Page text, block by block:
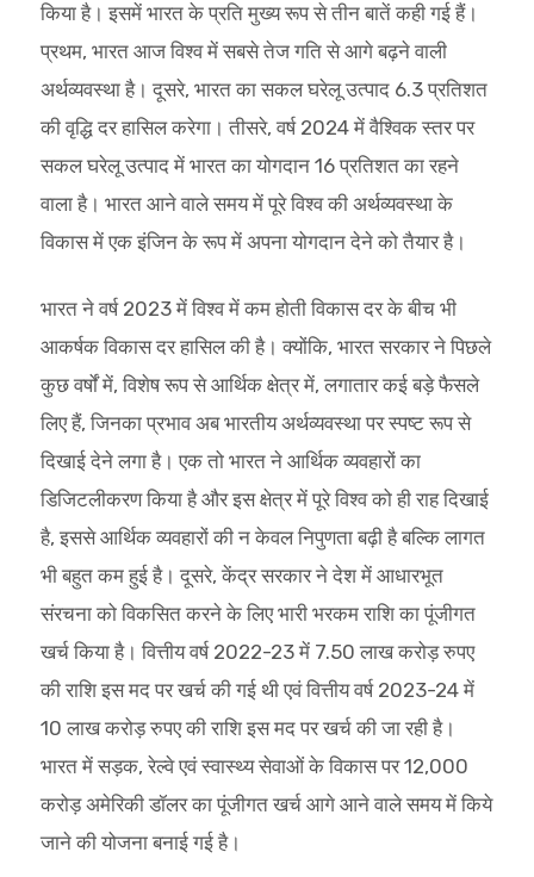
किया है। इसमें भारत के प्रति मुख्य रूप से तीन बातें कही गई हैं।
प्रथम, भारत आज विश्व में सबसे तेज गति से आगे बढ़ने वाली
अर्थव्यवस्था है। दूसरे, भारत का सकल घरेलू उत्पाद 6.3 प्रतिशत
की वृद्धि दर हासिल करेगा। तीसरे, वर्ष 2024 में वैश्विक स्तर पर
सकल घरेलू उत्पाद में भारत का योगदान 16 प्रतिशत का रहने
वाला है। भारत आने वाले समय में पूरे विश्व की अर्थव्यवस्था के
विकास में एक इंजिन के रूप में अपना योगदान देने को तैयार है।
भारत ने वर्ष 2023 में विश्व में कम होती विकास दर के बीच भी
आकर्षक विकास दर हासिल की है। क्योंकि, भारत सरकार ने पिछले
कुछ वर्षों में, विशेष रूप से आर्थिक क्षेत्र में, लगातार कई बड़े फैसले
लिए हैं, जिनका प्रभाव अब भारतीय अर्थव्यवस्था पर स्पष्ट रूप से
दिखाई देने लगा है। एक तो भारत ने आर्थिक व्यवहारों का
डिजिटलीकरण किया है और इस क्षेत्र में पूरे विश्व को ही राह दिखाई
है, इससे आर्थिक व्यवहारों की न केवल निपुणता बढ़ी है बल्कि लागत
भी बहुत कम हुई है। दूसरे, केंद्र सरकार ने देश में आधारभूत
संरचना को विकसित करने के लिए भारी भरकम राशि का पूंजीगत
खर्च किया है। वित्तीय वर्ष 2022-23 में 7.50 लाख करोड़ रुपए
की राशि इस मद पर खर्च की गई थी एवं वित्तीय वर्ष 2023-24 में
10 लाख करोड़ रुपए की राशि इस मद पर खर्च की जा रही है।
भारत में सड़क, रेल्वे एवं स्वास्थ्य सेवाओं के विकास पर 12,000
करोड़ अमेरिकी डॉलर का पूंजीगत खर्च आगे आने वाले समय में किये
जाने की योजना बनाई गई है।